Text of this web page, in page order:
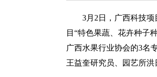
3月2日，广西科技项目
目“特色果蔬、花卉种子
广西水果行业协会的3名
王益奎研究员、园艺所